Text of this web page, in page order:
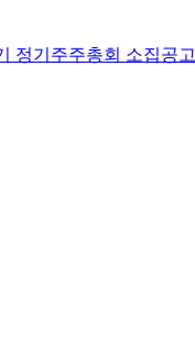
정기주주총회 소집공고